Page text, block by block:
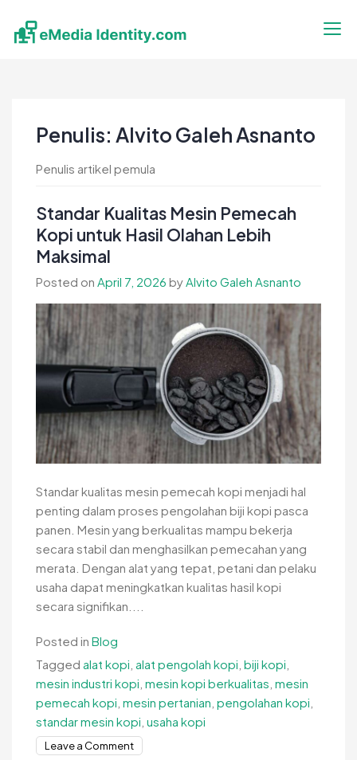
content
Penulis: Alvito Galeh Asnanto
Penulis artikel pemula
Standar Kualitas Mesin Pemecah
Kopi untuk Hasil Olahan Lebih
Maksimal
Posted on April 7, 2026 byAlvito Galeh Asnanto
Standar kualitas mesin pemecah kopi menjadi hal
penting dalam proses pengolahan biji kopi pasca
panen. Mesin yang berkualitas mampu bekerja
secara stabil dan menghasilkan pemecahan yang
merata. Dengan alat yang tepat, petani dan pelaku
usaha dapat meningkatkan kualitas hasil kopi
secara signifikan....
Posted in Blog
Tagged alat kopi alat pengolah kopi biji kopi
mesin industri kopi mesin kopi berkualitas mesin
pemecah kopi mesin pertanian pengolahan kopi
standar mesin kopi usaha kopi
Leave a Commenton